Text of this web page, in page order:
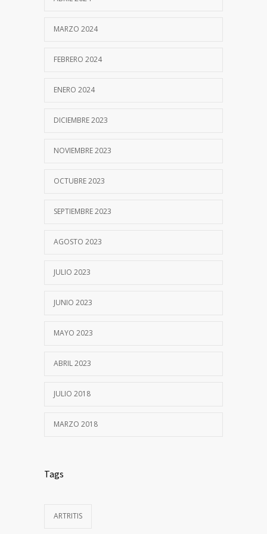
MARZO 2024
FEBRERO 2024
ENERO 2024
DICIEMBRE 2023
NOVIEMBRE 2023
OCTUBRE 2023
SEPTIEMBRE 2023
AGOSTO 2023
JULIO 2023
JUNIO 2023
MAYO 2023
ABRIL 2023
JULIO 2018
MARZO 2018
Tags
ARTRITIS